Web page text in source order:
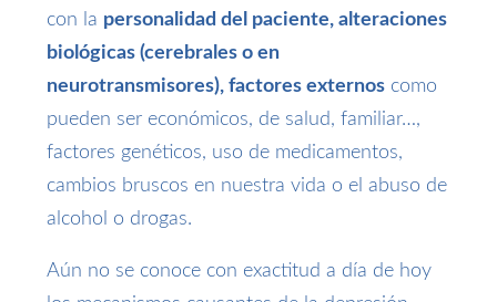
con la personalidad del paciente, alteraciones
biológicas (cerebrales o en
neurotransmisores), factores externos como
pueden ser económicos, de salud, familiar…,
factores genéticos, uso de medicamentos,
cambios bruscos en nuestra vida o el abuso de
alcohol o drogas.
Aún no se conoce con exactitud a día de hoy